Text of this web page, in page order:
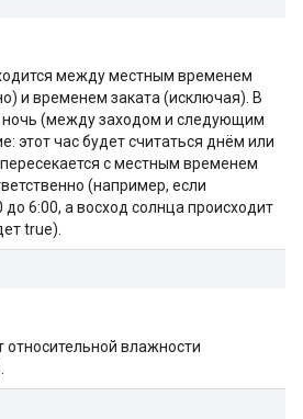
между местным временем
и временем заката (исключая). В
ночь (между заходом и следующим
этот час будет считаться днём или
с местным временем
(например, если
до 6:00, а восход солнца происходит
true).
относительной влажности